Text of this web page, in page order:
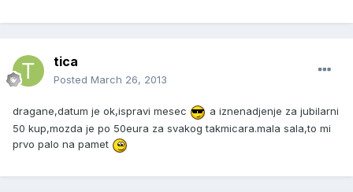
tica
Posted March 26, 2013
dragane,datum je ok,ispravi mesec
a iznenadjenje za jubilarni
50 kup,mozda je po 50eura za svakog takmicara.mala sala,to mi
prvo palo na pamet